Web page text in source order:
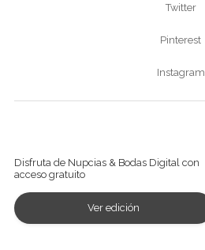
Twitter
Pinterest
Instagram
Disfruta de Nupcias & Bodas Digital con
acceso gratuito
Ver edición